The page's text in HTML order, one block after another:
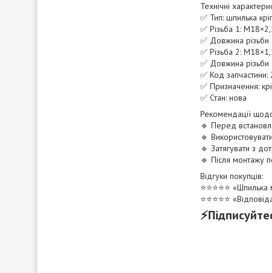
Технічні
✅ Тип: шпилька
✅ Різьба 1:
✅ Довжина
✅ Різьба 2:
✅ Довжина
✅ Код
✅ Призначення:
✅ Стан: нова
Рекомендації
🔹 Перед
🔹
🔹 Затягувати з
🔹 Після монтажу
Відгуки покупців:
⭐️⭐️⭐️⭐️⭐️
⭐️⭐️⭐️⭐️⭐️